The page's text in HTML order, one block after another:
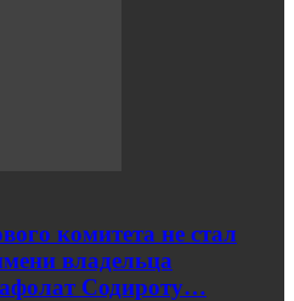
комитета не стал
владельца
Содироту…